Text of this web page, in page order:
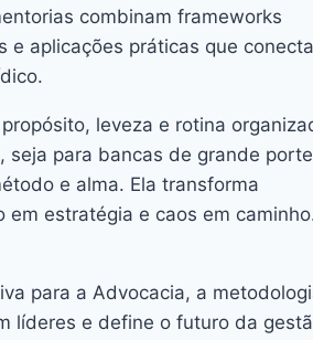
combinam frameworks
e aplicações práticas que
leveza e rotina
para bancas de grande
e alma. Ela transforma
em estratégia e caos em
para a Advocacia, a
líderes e define o futuro da